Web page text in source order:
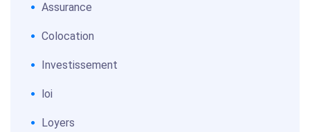
Assurance
Colocation
Investissement
loi
Loyers